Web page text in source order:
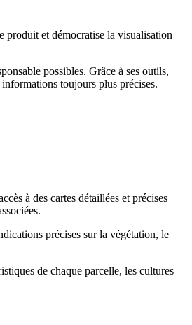
produit et démocratise la visualisation
possibles. Grâce à ses outils,
toujours plus précises.
à des cartes détaillées et précises
précises sur la végétation, le
de chaque parcelle, les cultures